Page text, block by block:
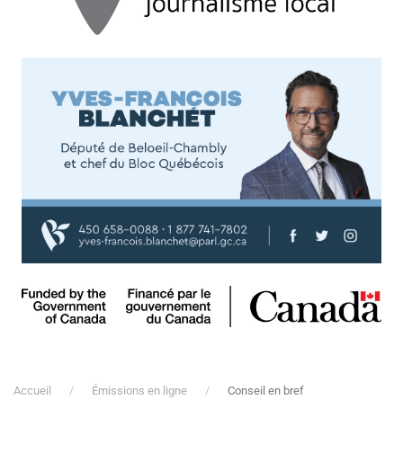
Accueil Émissions en ligne Conseil en bref